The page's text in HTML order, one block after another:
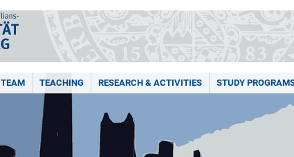
TEAM TEACHING RESEARCH & ACTIVITIES STUDY